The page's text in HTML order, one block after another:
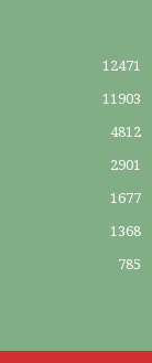
12471
11903
4812
2901
1677
1368
785